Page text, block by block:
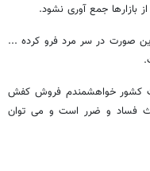
بازارها جمع آوری نشود.
صورت در سر مرد فرو کرده ...
کشور خواهشمندم فروش کفش
فساد و ضرر است و می توان